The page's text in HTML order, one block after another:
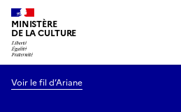
MINISTÈRE
DE LA CULTURE
Voir le fil d’Ariane